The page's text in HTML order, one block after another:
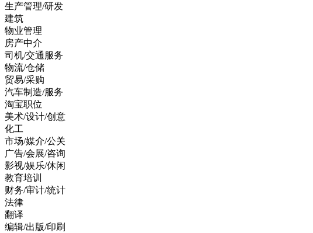
生产管理/研发
建筑
物业管理
房产中介
司机/交通服务
物流/仓储
贸易/采购
汽车制造/服务
淘宝职位
美术/设计/创意
化工
市场/媒介/公关
广告/会展/咨询
影视/娱乐/休闲
教育培训
财务/审计/统计
法律
翻译
编辑/出版/印刷